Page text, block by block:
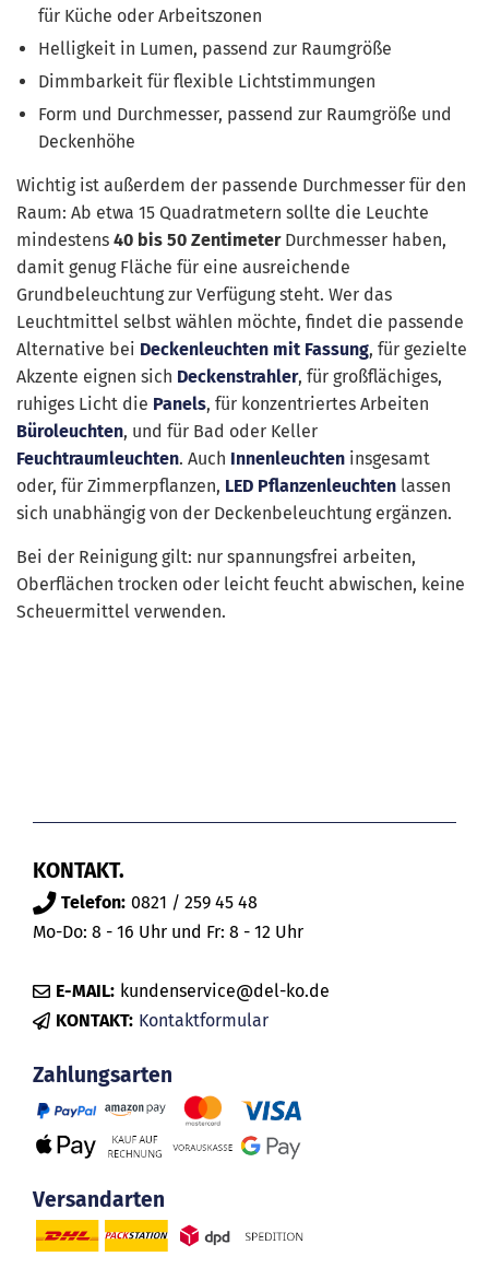
für Küche oder Arbeitszonen
Helligkeit in Lumen, passend zur Raumgröße
Dimmbarkeit für flexible Lichtstimmungen
Form und Durchmesser, passend zur Raumgröße und
Deckenhöhe
Wichtig ist außerdem der passende Durchmesser für den
Raum: Ab etwa 15 Quadratmetern sollte die Leuchte
mindestens 40 bis 50 ZentimeterDurchmesser haben,
damit genug Fläche für eine ausreichende
Grundbeleuchtung zur Verfügung steht. Wer das
Leuchtmittel selbst wählen möchte, findet die passende
Alternative bei Deckenleuchten mit Fassung, für gezielte
Akzente eignen sich Deckenstrahler, für großflächiges,
ruhiges Licht die Panels, für konzentriertes Arbeiten
Büroleuchten, und für Bad oder Keller
Feuchtraumleuchten. Auch Innenleuchten insgesamt
oder, für Zimmerpflanzen, LED Pflanzenleuchten lassen
sich unabhängig von der Deckenbeleuchtung ergänzen.
Bei der Reinigung gilt: nur spannungsfrei arbeiten,
Oberflächen trocken oder leicht feucht abwischen, keine
Scheuermittel verwenden.
KONTAKT.
Telefon: 0821 / 259 45 48
Mo-Do: 8 - 16 Uhr und Fr: 8 - 12 Uhr
E-MAIL: kundenservice@del-ko.de
KONTAKT: Kontaktformular
Zahlungsarten
Versandarten